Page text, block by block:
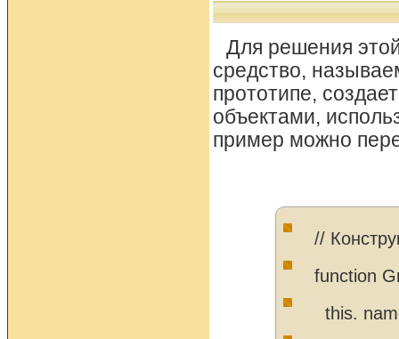
Для решения
средство,
прототипе,
объектами,
пример можно
//
function
this.